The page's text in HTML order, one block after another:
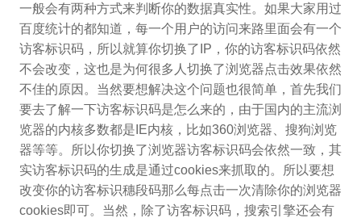
一般会有两种方式来判断你的数据真实性。如果大家用过
百度统计的都知道，每一个用户的访问来路里面会有一个
访客标识码，所以就算你切换了IP，你的访客标识码依然
不会改变，这也是为何很多人切换了浏览器点击效果依然
不佳的原因。当然要想解决这个问题也很简单，首先我们
要去了解一下访客标识码是怎么来的，由于国内的主流浏
览器的内核多数都是IE内核，比如360浏览器、搜狗浏览
器等等。所以你切换了浏览器访客标识码会依然一致，其
实访客标识码的生成是通过cookies来抓取的。所以要想
改变你的访客标识穗段码那么每点击一次清除你的浏览器
cookies即可。当然，除了访客标识码，搜索引擎还会有